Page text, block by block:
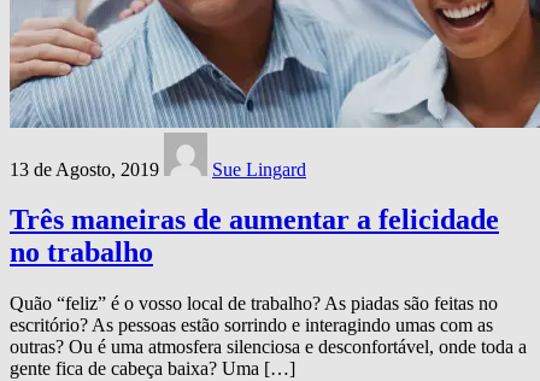
13 de Agosto, 2019 Sue Lingard
Três maneiras de aumentar a felicidade
no trabalho
Quão “feliz” é o vosso local de trabalho? As piadas são feitas no
escritório? As pessoas estão sorrindo e interagindo umas com as
outras? Ou é uma atmosfera silenciosa e desconfortável, onde toda a
gente fica de cabeça baixa? Uma […]